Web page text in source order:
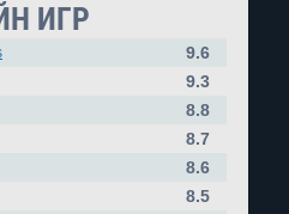
ИГР
9.6
9.3
8.8
8.7
8.6
8.5